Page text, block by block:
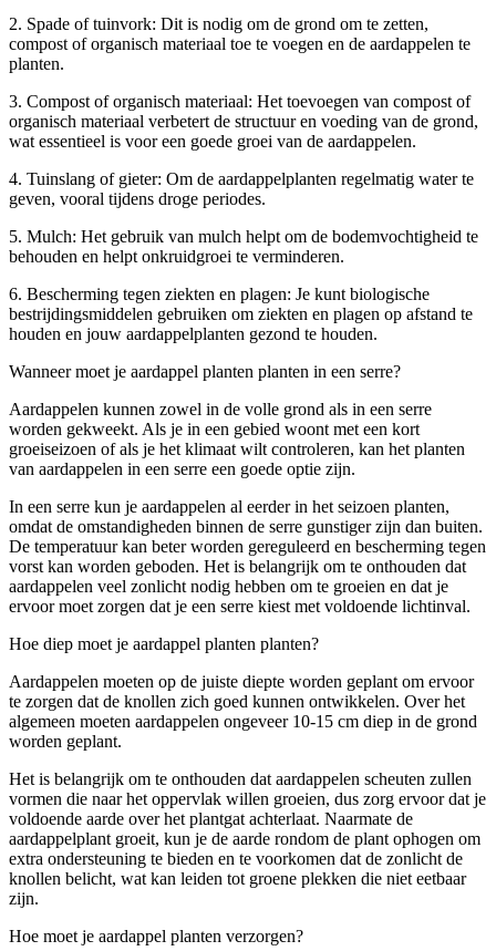
2. Spade of tuinvork: Dit is nodig om de grond om te zetten,
compost of organisch materiaal toe te voegen en de aardappelen te
planten.
3. Compost of organisch materiaal: Het toevoegen van compost of
organisch materiaal verbetert de structuur en voeding van de grond,
wat essentieel is voor een goede groei van de aardappelen.
4. Tuinslang of gieter: Om de aardappelplanten regelmatig water te
geven, vooral tijdens droge periodes.
5. Mulch: Het gebruik van mulch helpt om de bodemvochtigheid te
behouden en helpt onkruidgroei te verminderen.
6. Bescherming tegen ziekten en plagen: Je kunt biologische
bestrijdingsmiddelen gebruiken om ziekten en plagen op afstand te
houden en jouw aardappelplanten gezond te houden.
Wanneer moet je aardappel planten planten in een serre?
Aardappelen kunnen zowel in de volle grond als in een serre
worden gekweekt. Als je in een gebied woont met een kort
groeiseizoen of als je het klimaat wilt controleren, kan het planten
van aardappelen in een serre een goede optie zijn.
In een serre kun je aardappelen al eerder in het seizoen planten,
omdat de omstandigheden binnen de serre gunstiger zijn dan buiten.
De temperatuur kan beter worden gereguleerd en bescherming tegen
vorst kan worden geboden. Het is belangrijk om te onthouden dat
aardappelen veel zonlicht nodig hebben om te groeien en dat je
ervoor moet zorgen dat je een serre kiest met voldoende lichtinval.
Hoe diep moet je aardappel planten planten?
Aardappelen moeten op de juiste diepte worden geplant om ervoor
te zorgen dat de knollen zich goed kunnen ontwikkelen. Over het
algemeen moeten aardappelen ongeveer 10-15 cm diep in de grond
worden geplant.
Het is belangrijk om te onthouden dat aardappelen scheuten zullen
vormen die naar het oppervlak willen groeien, dus zorg ervoor dat je
voldoende aarde over het plantgat achterlaat. Naarmate de
aardappelplant groeit, kun je de aarde rondom de plant ophogen om
extra ondersteuning te bieden en te voorkomen dat de zonlicht de
knollen belicht, wat kan leiden tot groene plekken die niet eetbaar
zijn.
Hoe moet je aardappel planten verzorgen?